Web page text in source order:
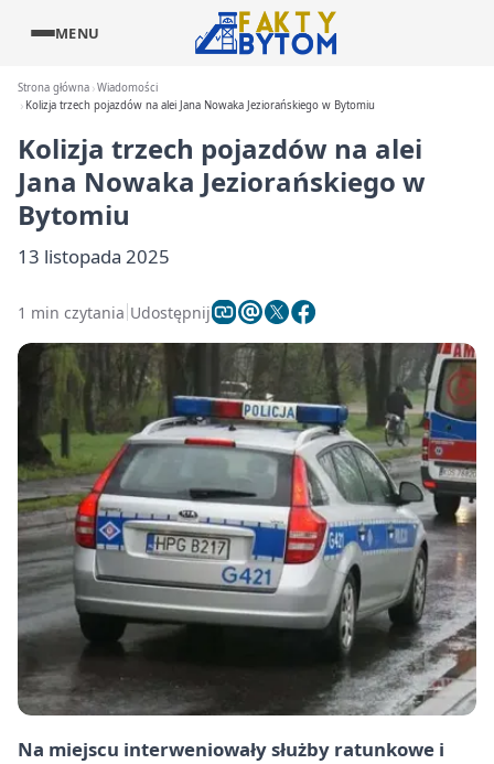
MENU
Strona główna Wiadomości
Kolizja trzech pojazdów na alei Jana Nowaka Jeziorańskiego w Bytomiu
Kolizja trzech pojazdów na alei
Jana Nowaka Jeziorańskiego w
Bytomiu
13 listopada 2025
1 min czytania Udostępnij
Na miejscu interweniowały służby ratunkowe i